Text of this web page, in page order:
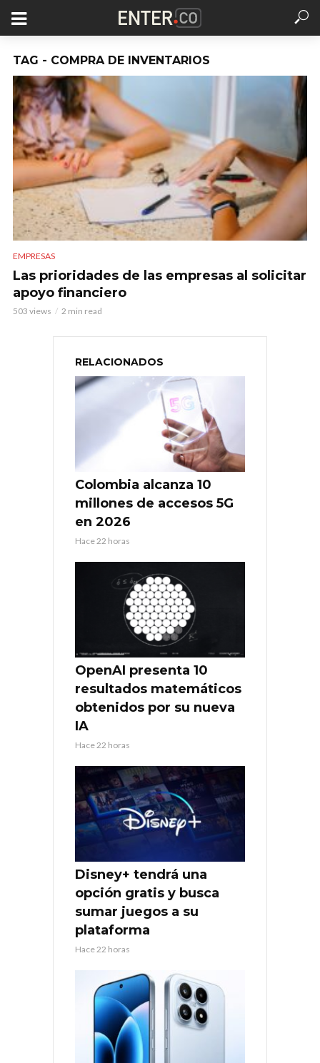
TAG - COMPRA DE INVENTARIOS
EMPRESAS
Las prioridades de las empresas al solicitar
apoyo financiero
503 views 2 min read
RELACIONADOS
Colombia alcanza 10
millones de accesos 5G
en 2026
Hace 22 horas
OpenAI presenta 10
resultados matemáticos
obtenidos por su nueva
IA
Hace 22 horas
Disney+ tendrá una
opción gratis y busca
sumar juegos a su
plataforma
Hace 22 horas